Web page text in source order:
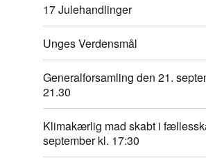
17 Julehandlinger
Unges Verdensmål
Generalforsamling den 21.
21.30
Klimakærlig mad skabt i
september kl. 17:30